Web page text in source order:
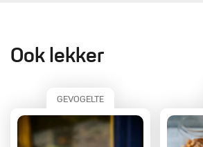
Ook lekker
GEVOGELTE